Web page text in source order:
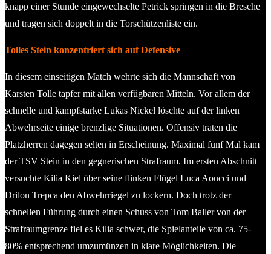
knapp einer Stunde eingewechselte Petrick springen in die Bresche
und tragen sich doppelt in die Torschützenliste ein.
Tolles Stein konzentriert sich auf Defensive
In diesem einseitigen Match wehrte sich die Mannschaft von
Karsten Tolle tapfer mit allen verfügbaren Mitteln. Vor allem der
schnelle und kampfstarke Lukas Nickel löschte auf der linken
Abwehrseite einige brenzlige Situationen. Offensiv traten die
Platzherren dagegen selten in Erscheinung. Maximal fünf Mal kam
der TSV Stein in den gegnerischen Strafraum. Im ersten Abschnitt
versuchte Kilia Kiel über seine flinken Flügel Luca Aoucci und
Drilon Trepca den Abwehrriegel zu lockern. Doch trotz der
schnellen Führung durch einen Schuss von Tom Baller von der
Strafraumgrenze fiel es Kilia schwer, die Spielanteile von ca. 75-
80% entsprechend umzumünzen in klare Möglichkeiten. Die